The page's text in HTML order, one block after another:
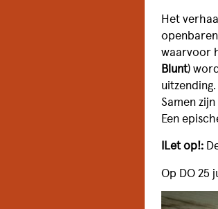
Het
waarvoor
Blunt)
Samen
Een
ILet op!:
Op DO 25